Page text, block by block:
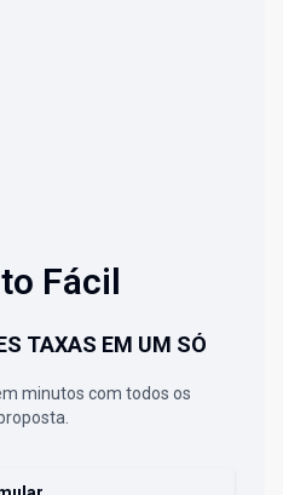
Fácil
TAXAS EM UM SÓ
minutos com todos os